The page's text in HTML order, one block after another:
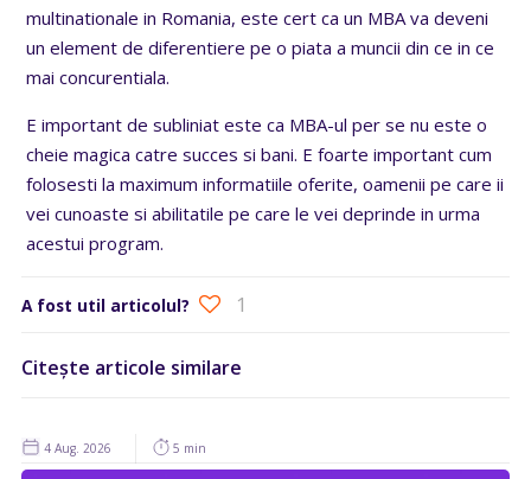
multinationale in Romania, este cert ca un MBA va deveni
un element de diferentiere pe o piata a muncii din ce in ce
mai concurentiala.
E important de subliniat este ca MBA-ul per se nu este o
cheie magica catre succes si bani. E foarte important cum
folosesti la maximum informatiile oferite, oamenii pe care ii
vei cunoaste si abilitatile pe care le vei deprinde in urma
acestui program.
A fost util articolul? 1
Citește articole similare
4 Aug. 2026 5 min